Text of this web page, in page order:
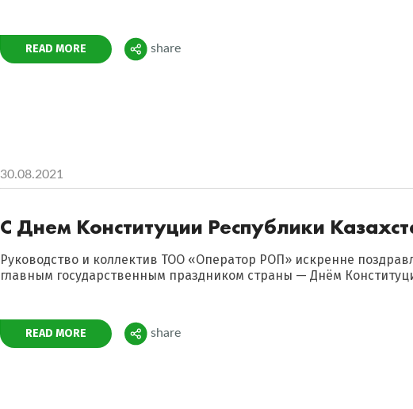
READ MORE Поделиться
share
30.08.2021
C Днем Конституции Республики
Руководство и коллектив ТОО «Оператор РОП» искренне
главным государственным праздником страны — Днём
READ MORE Поделиться
share